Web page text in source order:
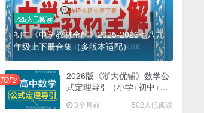
725人已阅读
初中《中学教材全解》2025-2026七八九
年级上下册合集（多版本适配）
2026版《浙大优辅》数学公
式定理导引（小学+初中+高
3个月前 502人已阅读
TOP2